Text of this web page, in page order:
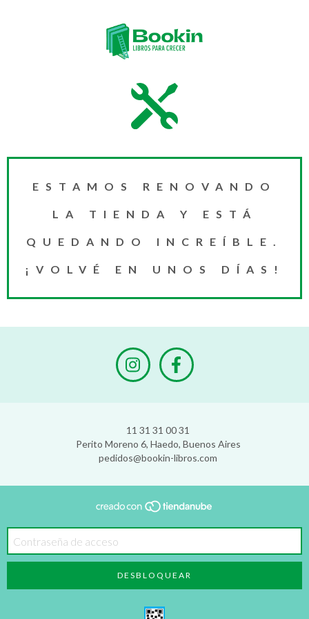
ESTAMOS RENOVANDO
LA TIENDA Y ESTÁ
QUEDANDO INCREÍBLE.
¡VOLVÉ EN UNOS DÍAS!
11 31 31 00 31
Perito Moreno 6, Haedo, Buenos Aires
pedidos@bookin-libros.com